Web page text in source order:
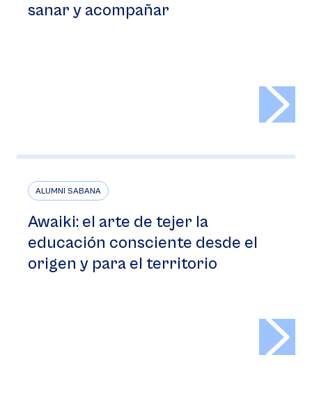
sanar y acompañar
ALUMNI SABANA
Awaiki: el arte de tejer la
educación consciente desde el
origen y para el territorio